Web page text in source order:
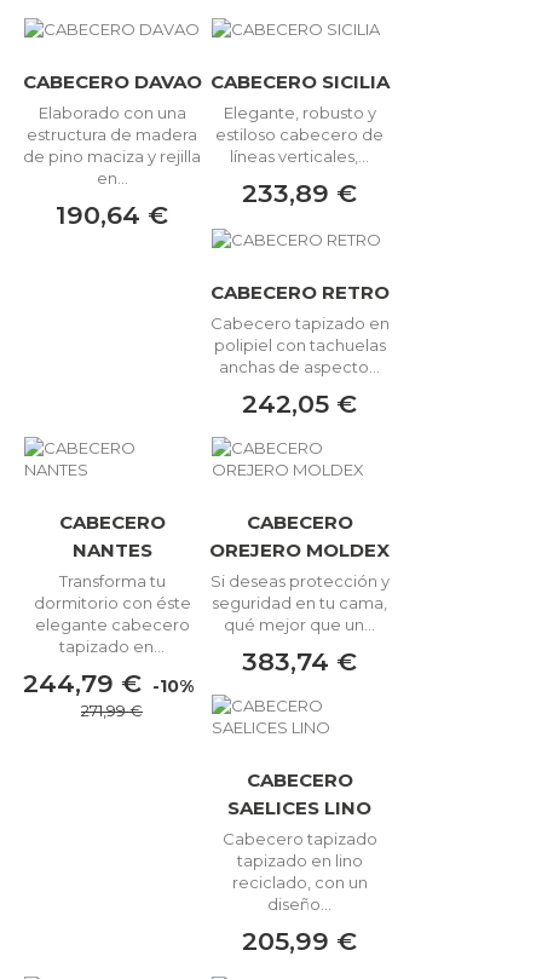
CABECERO DAVAO
Elaborado con una
estructura de madera
de pino maciza y rejilla
en...
190,64 €
CABECERO SICILIA
Elegante, robusto y
estiloso cabecero de
líneas verticales,...
233,89 €
CABECERO RETRO
Cabecero tapizado en
polipiel con tachuelas
anchas de aspecto...
242,05 €
CABECERO
NANTES
Transforma tu
dormitorio con éste
elegante cabecero
tapizado en...
244,79 € -10%
271,99 €
CABECERO
OREJERO MOLDEX
Si deseas protección y
seguridad en tu cama,
qué mejor que un...
383,74 €
CABECERO
SAELICES LINO
Cabecero tapizado
tapizado en lino
reciclado, con un
diseño...
205,99 €